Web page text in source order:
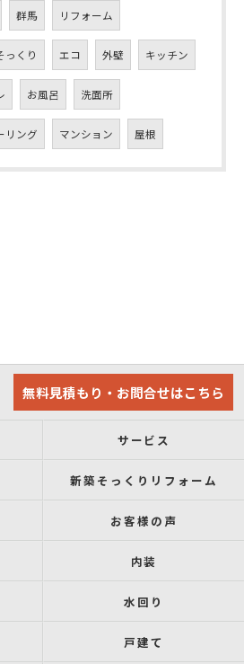
群馬 リフォーム
っくり エコ 外壁 キッチン
お風呂 洗面所
リング マンション 屋根
無料見積もり・お問合せはこちら
サービス
新築そっくりリフォーム
お客様の声
内装
水回り
戸建て